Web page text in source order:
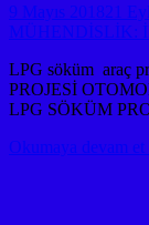
9 Mayıs 201821
MÜHENDİSLİK:
LPG söküm araç
PROJESİ
LPG SÖKÜM
Okumaya devam